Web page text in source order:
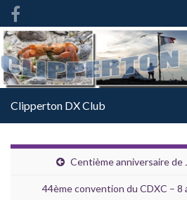
Clipperton DX Club
Centième anniversaire de
44ème convention du CDXC – 8